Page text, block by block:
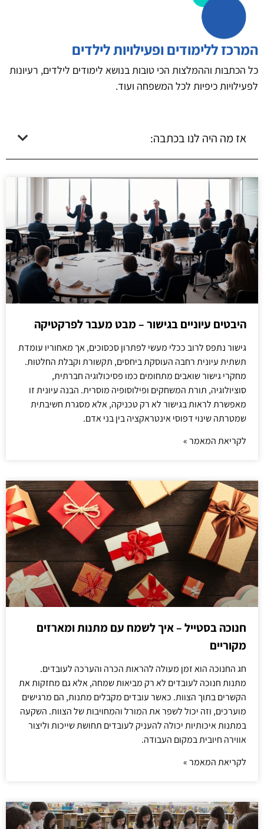
המרכז ללימודים ופעילויות לילדים
כל הכתבות וההמלצות הכי טובות בנושא לימודים לילדים, רעיונות
לפעילויות כיפיות לכל המשפחה ועוד.
אז מה היה לנו בכתבה:
היבטים עיוניים בגישור – מבט מעבר לפרקטיקה
גישור נתפס לרוב ככלי מעשי לפתרון סכסוכים, אך מאחוריו עומדת
תשתית עיונית רחבה העוסקת ביחסים, תקשורת וקבלת החלטות.
מחקרי גישור שואבים מתחומים כמו פסיכולוגיה חברתית,
סוציולוגיה, תורת המשחקים ופילוסופיה מוסרית. הבנה עיונית זו
מאפשרת לראות בגישור לא רק טכניקה, אלא מסגרת חשיבתית
שמטרתה שינוי דפוסי אינטראקציה בין בני אדם.
לקריאת המאמר »
חנוכה בסטייל – איך לשמח עם מתנות ומארזים
מקוריים
חג החנוכה הוא זמן מעולה להראות הכרה והערכה לעובדים.
מתנות חנוכה לעובדים לא רק מביאות שמחה, אלא גם מחזקות את
הקשרים בתוך הצוות. כאשר עובדים מקבלים מתנות, הם מרגישים
מוערכים, וזה יכול לשפר את המורל והמחויבות של הצוות. השקעה
במתנות איכותיות יכולה להעניק לעובדים תחושת שייכות וליצור
אווירה חיובית במקום העבודה.
לקריאת המאמר »